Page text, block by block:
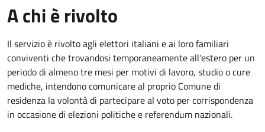
A chi è rivolto
Il servizio è rivolto agli elettori italiani e ai loro familiari
conviventi che trovandosi temporaneamente all'estero per un
periodo di almeno tre mesi per motivi di lavoro, studio o cure
mediche, intendono comunicare al proprio Comune di
residenza la volontà di partecipare al voto per corrispondenza
in occasione di elezioni politiche e referendum nazionali.